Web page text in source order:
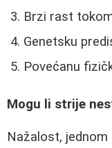
Brzi rast
Genetsku
Povećanu
Mogu li strije
Nažalost, jednom